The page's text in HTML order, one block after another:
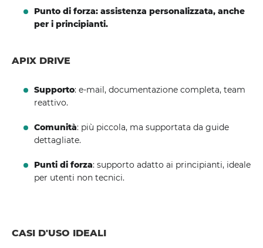
Punto di forza: assistenza personalizzata, anche
per i principianti.
APIX DRIVE
Supporto: e-mail, documentazione completa, team
reattivo.
Comunità: più piccola, ma supportata da guide
dettagliate.
Punti di forza: supporto adatto ai principianti, ideale
per utenti non tecnici.
CASI D'USO IDEALI